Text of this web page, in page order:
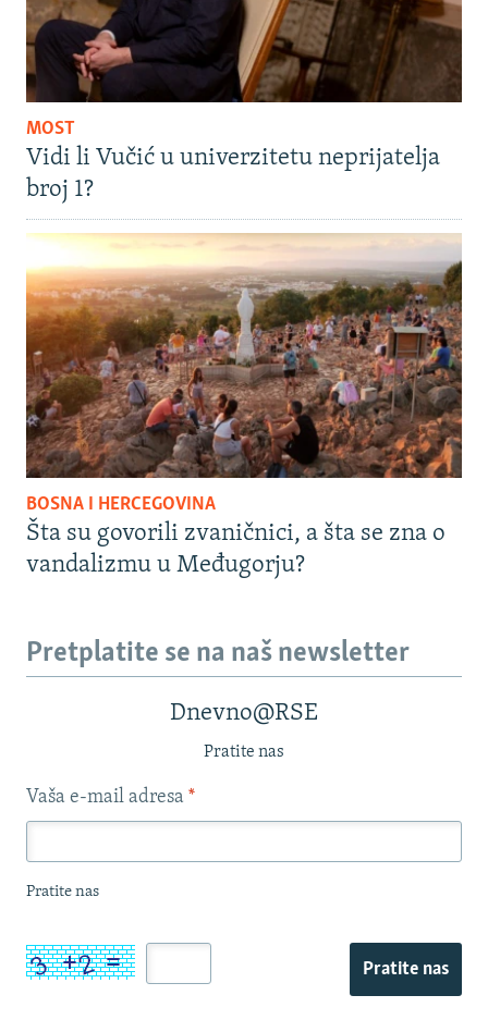
MOST
Vidi li Vučić u univerzitetu neprijatelja
broj 1?
BOSNA I HERCEGOVINA
Šta su govorili zvaničnici, a šta se zna o
vandalizmu u Međugorju?
Pretplatite se na naš newsletter
Dnevno@RSE
Pratite nas
Vaša e-mail adresa *
Pratite nas
Pratite nas